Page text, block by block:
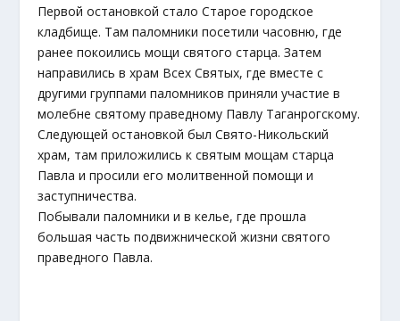
Первой остановкой стало Старое городское
кладбище. Там паломники посетили часовню, где
ранее покоились мощи святого старца. Затем
направились в храм Всех Святых, где вместе с
другими группами паломников приняли участие в
молебне святому праведному Павлу Таганрогскому.
Следующей остановкой был Свято-Никольский
храм, там приложились к святым мощам старца
Павла и просили его молитвенной помощи и
заступничества.
Побывали паломники и в келье, где прошла
большая часть подвижнической жизни святого
праведного Павла.